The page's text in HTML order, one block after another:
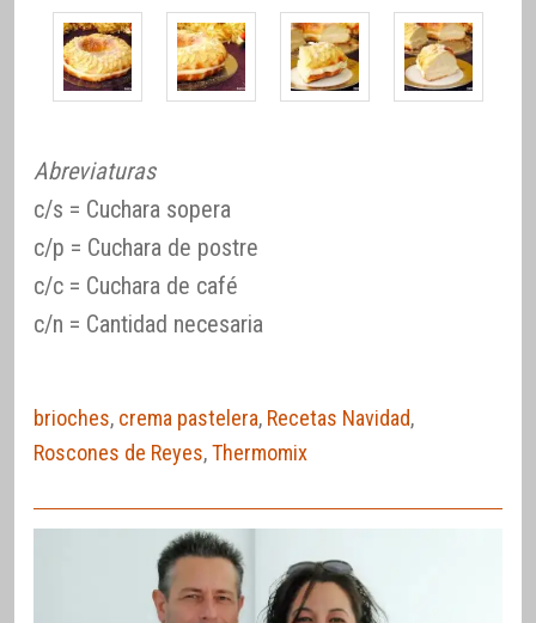
Abreviaturas
c/s = Cuchara sopera
c/p = Cuchara de postre
c/c = Cuchara de café
c/n = Cantidad necesaria
brioches, crema pastelera, Recetas Navidad,
Roscones de Reyes,Thermomix